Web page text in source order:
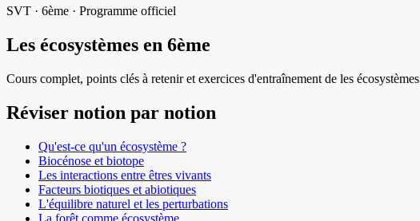
SVT · 6ème · Programme officiel
Les écosystèmes en 6ème
Cours complet, points clés à retenir et exercices d'entraînement de les écosystèmes
Réviser notion par notion
Qu'est-ce qu'un écosystème ?
Biocénose et biotope
Les interactions entre êtres vivants
Facteurs biotiques et abiotiques
L'équilibre naturel et les perturbations
La forêt comme écosystème